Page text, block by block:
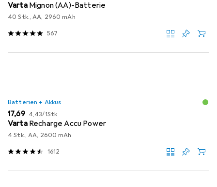
Varta Mignon (AA)-Batterie
40 Stk., AA, 2960 mAh
567
Batterien + Akkus
EUR
17,69 EUR
4,43/1Stk.
Varta Recharge Accu Power
4 Stk., AA, 2600 mAh
1612